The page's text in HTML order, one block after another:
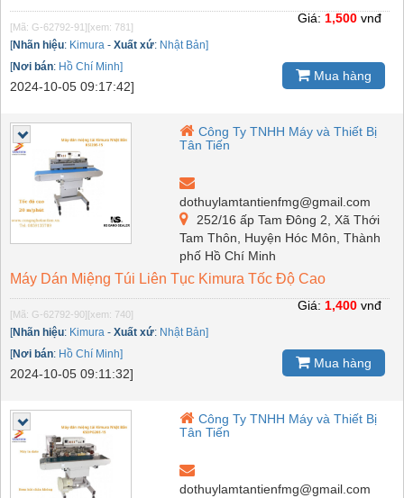
[Mã: G-62792-91][xem: 781]
[Nhãn hiệu: Kimura - Xuất xứ: Nhật Bản]
[Nơi bán: Hồ Chí Minh]
2024-10-05 09:17:42]
Giá: 1,500 vnđ
Mua hàng
Công Ty TNHH Máy và Thiết Bị
Tân Tiến
dothuylamtantienfmg@gmail.com
252/16 ấp Tam Đông 2, Xã Thới
Tam Thôn, Huyện Hóc Môn, Thành
phố Hồ Chí Minh
Máy Dán Miệng Túi Liên Tục Kimura Tốc Độ Cao
[Mã: G-62792-90][xem: 740]
[Nhãn hiệu: Kimura - Xuất xứ: Nhật Bản]
[Nơi bán: Hồ Chí Minh]
2024-10-05 09:11:32]
Giá: 1,400 vnđ
Mua hàng
Công Ty TNHH Máy và Thiết Bị
Tân Tiến
dothuylamtantienfmg@gmail.com